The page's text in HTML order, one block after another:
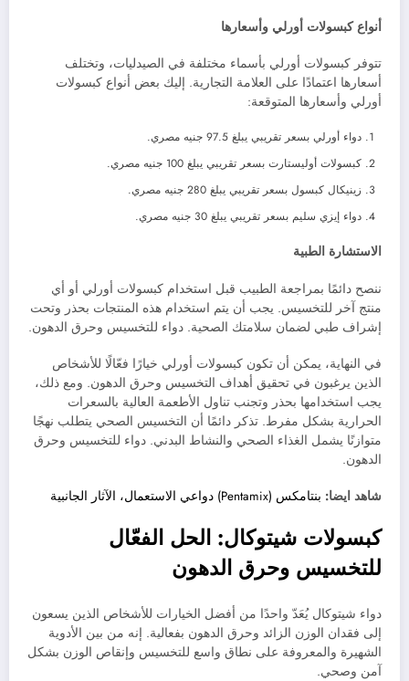
أنواع كبسولات أورلي وأسعارها
تتوفر كبسولات أورلي بأسماء مختلفة في الصيدليات، وتختلف
أسعارها اعتمادًا على العلامة التجارية. إليك بعض أنواع كبسولات
أورلي وأسعارها المتوقعة:
دواء أورلي بسعر تقريبي يبلغ 97.5 جنيه مصري.
كبسولات أوليستارت بسعر تقريبي يبلغ 100 جنيه مصري.
زينيكال كبسول بسعر تقريبي يبلغ 280 جنيه مصري.
دواء إيزي سليم بسعر تقريبي يبلغ 30 جنيه مصري.
الاستشارة الطبية
ننصح دائمًا بمراجعة الطبيب قبل استخدام كبسولات أورلي أو أي
منتج آخر للتخسيس. يجب أن يتم استخدام هذه المنتجات بحذر وتحت
إشراف طبي لضمان سلامتك الصحية. دواء للتخسيس وحرق الدهون.
في النهاية، يمكن أن تكون كبسولات أورلي خيارًا فعّالًا للأشخاص
الذين يرغبون في تحقيق أهداف التخسيس وحرق الدهون. ومع ذلك،
يجب استخدامها بحذر وتجنب تناول الأطعمة العالية بالسعرات
الحرارية بشكل مفرط. تذكر دائمًا أن التخسيس الصحي يتطلب نهجًا
متوازنًا يشمل الغذاء الصحي والنشاط البدني. دواء للتخسيس وحرق
الدهون.
شاهد ايضا: بنتامكس (Pentamix) دواعي الاستعمال، الآثار الجانبية
كبسولات شيتوكال: الحل الفعّال
للتخسيس وحرق الدهون
دواء شيتوكال يُعَدّ واحدًا من أفضل الخيارات للأشخاص الذين يسعون
إلى فقدان الوزن الزائد وحرق الدهون بفعالية. إنه من بين الأدوية
الشهيرة والمعروفة على نطاق واسع للتخسيس وإنقاص الوزن بشكل
آمن وصحي.